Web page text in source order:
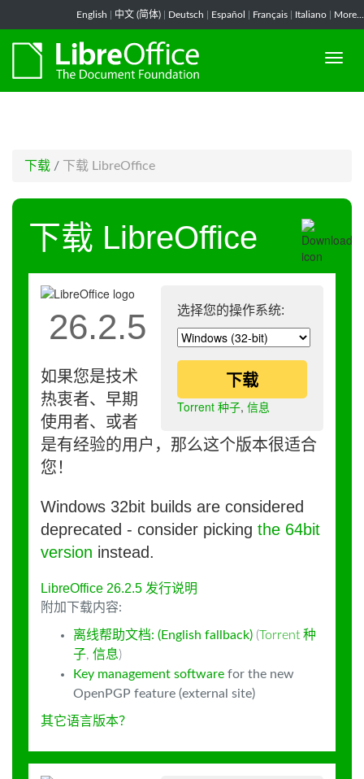
English 中文 (简体) Deutsch Español Français Italiano More...
下载 / 下载 LibreOffice
下载 LibreOffice
选择您的操作系统:
下载
Torrent 种子, 信息
26.2.5
如果您是技术
热衷者、早期
使用者、或者
是有经验的用户，那么这个版本很适合
您！
Windows 32bit builds are considered
deprecated - consider picking the 64bit
version instead.
LibreOffice 26.2.5 发行说明
附加下载内容:
离线帮助文档: (English fallback) (Torrent 种
子, 信息)
Key management software for the new
OpenPGP feature (external site)
其它语言版本？